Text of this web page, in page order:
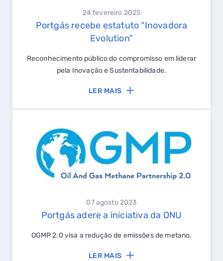
24 fevereiro 2025
Portgás recebe estatuto “Inovadora
Evolution”
Reconhecimento público do compromisso em liderar
pela Inovação e Sustentabilidade.
LER MAIS
07 agosto 2023
Portgás adere a iniciativa da ONU
OGMP 2.0 visa a redução de emissões de metano.
LER MAIS